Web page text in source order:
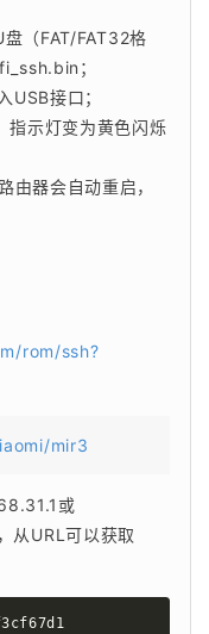
（FAT/FAT32格
；
USB接口；
指示灯变为黄色闪烁
由器会自动重启，
rom/ssh?
mir3
从URL可以获取